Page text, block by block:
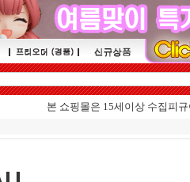
본 쇼핑몰은 15세이상 수집피규어를